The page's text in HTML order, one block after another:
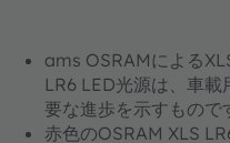
ams OSRAMによる
LR6 LED光源は、車
要な進歩を示すもので
赤色のOSRAM XLS